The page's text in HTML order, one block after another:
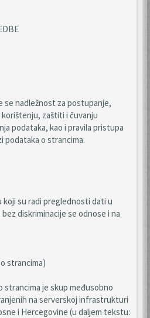
se nadležnost za postupanje,
zaštiti i čuvanju
podataka, kao i pravila pristupa
podataka o strancima.
koji su radi preglednosti dati u
diskriminacije se odnose i na
strancima)
strancima je skup međusobno
na serverskoj infrastrukturi
i Hercegovine (u daljem tekstu: